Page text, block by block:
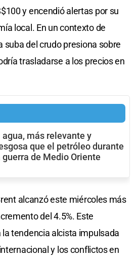
y encendió alertas por su
local. En un contexto de
suba del crudo presiona sobre
trasladarse a los precios en
agua, más relevante y
que el petróleo durante
guerra de Medio Oriente
alcanzó este miércoles más
del 4.5%. Este
tendencia alcista impulsada
y los conflictos en